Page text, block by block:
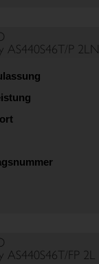
AS440S46T/P 2LN
AS440S46T/FP 2L